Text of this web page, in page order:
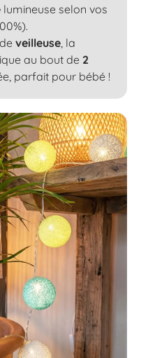
lumineuse selon vos
veilleuse, la
au bout de 2
parfait pour bébé !